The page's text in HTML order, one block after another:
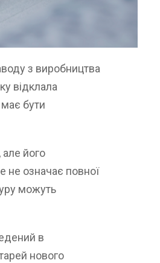
з виробництва
відклала
бути
його
не означає повної
можуть
в
нового